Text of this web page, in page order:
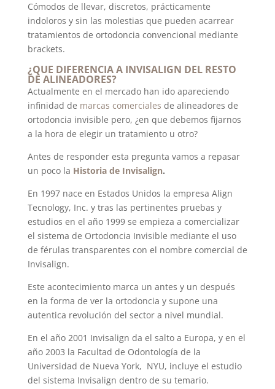
Cómodos de llevar, discretos, prácticamente
indoloros y sin las molestias que pueden acarrear
tratamientos de ortodoncia convencional mediante
brackets.
¿QUE DIFERENCIA A INVISALIGN DEL RESTO
DE ALINEADORES?
Actualmente en el mercado han ido apareciendo
infinidad de marcas comerciales de alineadores de
ortodoncia invisible pero, ¿en que debemos fijarnos
a la hora de elegir un tratamiento u otro?
Antes de responder esta pregunta vamos a repasar
un poco la Historia de Invisalign.
En 1997 nace en Estados Unidos la empresa Align
Tecnology, Inc. y tras las pertinentes pruebas y
estudios en el año 1999 se empieza a comercializar
el sistema de Ortodoncia Invisible mediante el uso
de férulas transparentes con el nombre comercial de
Invisalign.
Este acontecimiento marca un antes y un después
en la forma de ver la ortodoncia y supone una
autentica revolución del sector a nivel mundial.
En el año 2001 Invisalign da el salto a Europa, y en el
año 2003 la Facultad de Odontología de la
Universidad de Nueva York, NYU, incluye el estudio
del sistema Invisalign dentro de su temario.